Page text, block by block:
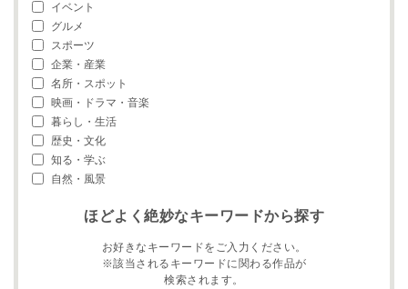
イベント
グルメ
スポーツ
企業・産業
名所・スポット
映画・ドラマ・音楽
暮らし・生活
歴史・文化
知る・学ぶ
自然・風景
ほどよく絶妙なキーワードから探す
お好きなキーワードをご入力ください。
※該当されるキーワードに関わる作品が
検索されます。